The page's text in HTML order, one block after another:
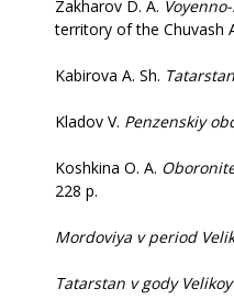
Zakharov D. A.
territory of the Chuvash
Kabirova A. Sh. Tatarstan
Kladov V. Penzenskiy
Koshkina O. A.
228 p.
Mordoviya v period
Tatarstan v gody